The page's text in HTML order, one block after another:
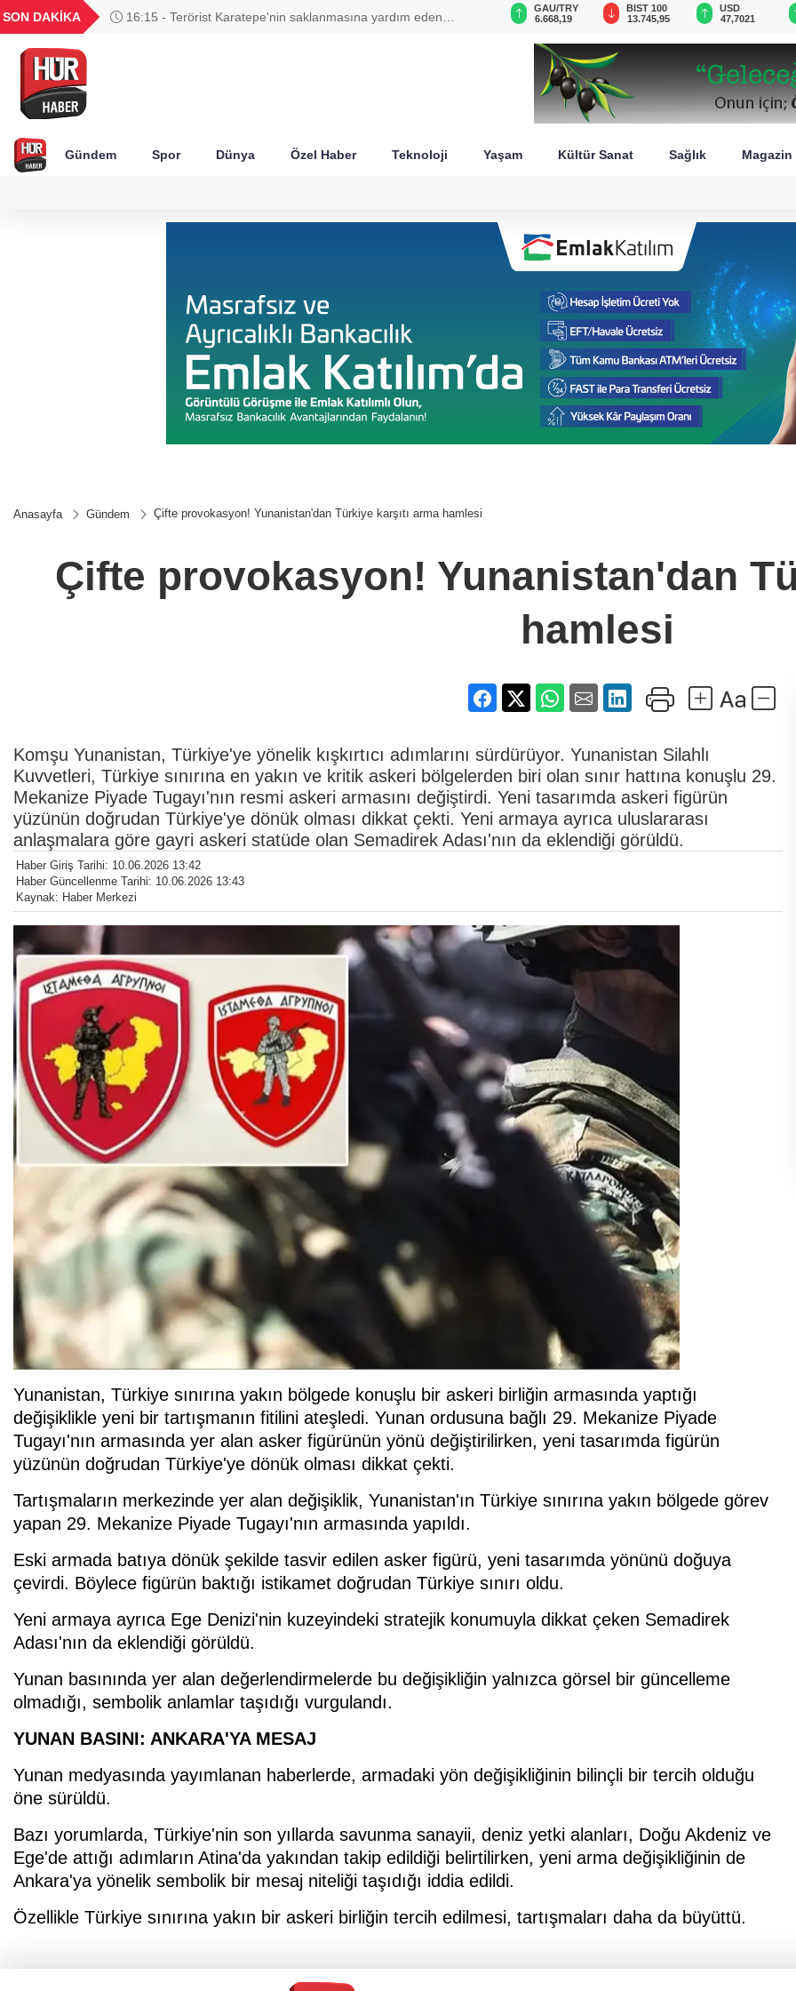
SON DAKİKA
16:06 - İletişim Başkanı Duran: Mekke Anlaşması tarihi bir
UYU
1,1854
18,2417
16,2418
27,9743
0,0018
GAU/TRY
6.668,19
BIST 100
13.745,95
USD
47,7021
Gündem Spor Dünya Özel Haber Teknoloji Yaşam Kültür Sanat Sağlık Magazin
Anasayfa Gündem Çifte provokasyon! Yunanistan'dan Türkiye karşıtı arma hamlesi
Çifte provokasyon! Yunanistan'dan
hamlesi
Komşu Yunanistan, Türkiye'ye yönelik kışkırtıcı adımlarını sürdürüyor. Yunanistan Silahlı
Kuvvetleri, Türkiye sınırına en yakın ve kritik askeri bölgelerden biri olan sınır hattına konuşlu 29.
Mekanize Piyade Tugayı'nın resmi askeri armasını değiştirdi. Yeni tasarımda askeri figürün
yüzünün doğrudan Türkiye'ye dönük olması dikkat çekti. Yeni armaya ayrıca uluslararası
anlaşmalara göre gayri askeri statüde olan Semadirek Adası'nın da eklendiği görüldü.
Haber Giriş Tarihi: 10.06.2026 13:42
Haber Güncellenme Tarihi: 10.06.2026 13:43
Kaynak: Haber Merkezi
Yunanistan, Türkiye sınırına yakın bölgede konuşlu bir askeri birliğin armasında yaptığı
değişiklikle yeni bir tartışmanın fitilini ateşledi. Yunan ordusuna bağlı 29. Mekanize Piyade
Tugayı'nın armasında yer alan asker figürünün yönü değiştirilirken, yeni tasarımda figürün
yüzünün doğrudan Türkiye'ye dönük olması dikkat çekti.
Tartışmaların merkezinde yer alan değişiklik, Yunanistan'ın Türkiye sınırına yakın bölgede görev
yapan 29. Mekanize Piyade Tugayı'nın armasında yapıldı.
Eski armada batıya dönük şekilde tasvir edilen asker figürü, yeni tasarımda yönünü doğuya
çevirdi. Böylece figürün baktığı istikamet doğrudan Türkiye sınırı oldu.
Yeni armaya ayrıca Ege Denizi'nin kuzeyindeki stratejik konumuyla dikkat çeken Semadirek
Adası'nın da eklendiği görüldü.
Yunan basınında yer alan değerlendirmelerde bu değişikliğin yalnızca görsel bir güncelleme
olmadığı, sembolik anlamlar taşıdığı vurgulandı.
YUNAN BASINI: ANKARA'YA MESAJ
Yunan medyasında yayımlanan haberlerde, armadaki yön değişikliğinin bilinçli bir tercih olduğu
öne sürüldü.
Bazı yorumlarda, Türkiye'nin son yıllarda savunma sanayii, deniz yetki alanları, Doğu Akdeniz ve
Ege'de attığı adımların Atina'da yakından takip edildiği belirtilirken, yeni arma değişikliğinin de
Ankara'ya yönelik sembolik bir mesaj niteliği taşıdığı iddia edildi.
Özellikle Türkiye sınırına yakın bir askeri birliğin tercih edilmesi, tartışmaları daha da büyüttü.